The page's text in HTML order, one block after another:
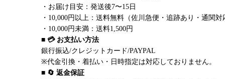
・お届け目安：発送後7〜15日
・10,000円以上：送料無料（佐川急便・追跡あり・通関対
・10,000円未満：送料1,500円
■ 💳 お支払い方法
銀行振込/クレジットカード/PAYPAL
※代金引換・着払い・日時指定は対応しておりません。
■ 🔄 返金保証